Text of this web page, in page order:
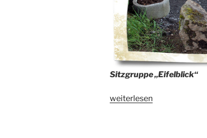
Sitzgruppe „Eifelblick“
„Gute
weiterlesen